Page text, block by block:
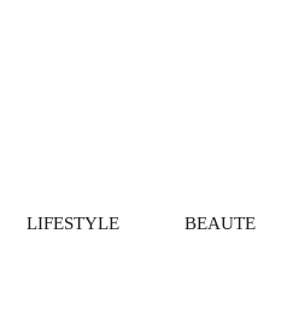
LIFESTYLE BEAUTE